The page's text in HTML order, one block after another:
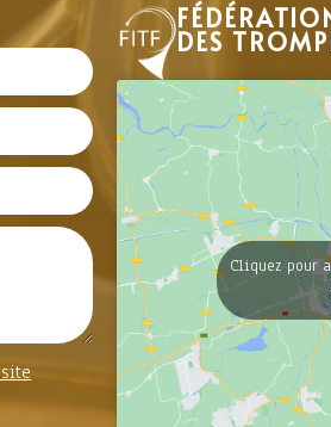
DES
Cliquez pour